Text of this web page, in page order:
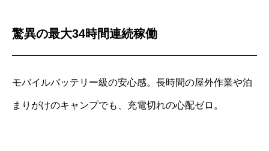
驚異の最大34時間連続稼働
モバイルバッテリー級の安心感。長時間の屋外作業や泊
まりがけのキャンプでも、充電切れの心配ゼロ。